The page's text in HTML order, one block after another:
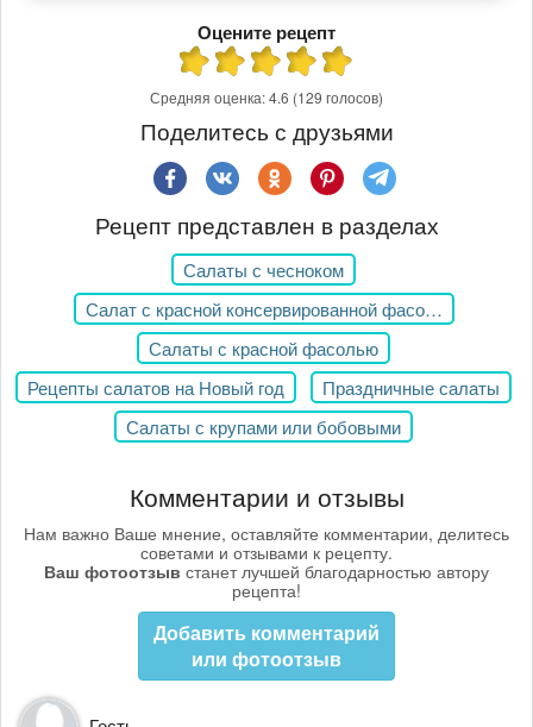
Оцените рецепт
Средняя оценка:4.6 (129 голосов)
Поделитесь с друзьями
Рецепт представлен в разделах
Салаты с чесноком
Салат с красной консервированной фасолью
Салаты с красной фасолью
Рецепты салатов на Новый год
Праздничные салаты
Салаты с крупами или бобовыми
Комментарии и отзывы
Нам важно Ваше мнение, оставляйте комментарии, делитесь
советами и отзывами к рецепту.
Ваш фотоотзыв станет лучшей благодарностью автору
рецепта!
Добавить комментарий
или фотоотзыв